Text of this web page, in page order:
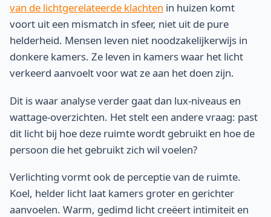
van de lichtgerelateerde klachten in huizen komt
voort uit een mismatch in sfeer, niet uit de pure
helderheid. Mensen leven niet noodzakelijkerwijs in
donkere kamers. Ze leven in kamers waar het licht
verkeerd aanvoelt voor wat ze aan het doen zijn.
Dit is waar analyse verder gaat dan lux-niveaus en
wattage-overzichten. Het stelt een andere vraag: past
dit licht bij hoe deze ruimte wordt gebruikt en hoe de
persoon die het gebruikt zich wil voelen?
Verlichting vormt ook de perceptie van de ruimte.
Koel, helder licht laat kamers groter en gerichter
aanvoelen. Warm, gedimd licht creëert intimiteit en